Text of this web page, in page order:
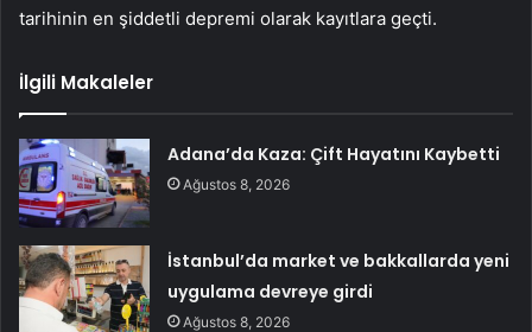
tarihinin en şiddetli depremi olarak kayıtlara geçti.
İlgili Makaleler
Adana’da Kaza: Çift Hayatını Kaybetti
Ağustos 8, 2026
İstanbul’da market ve bakkallarda yeni
uygulama devreye girdi
Ağustos 8, 2026